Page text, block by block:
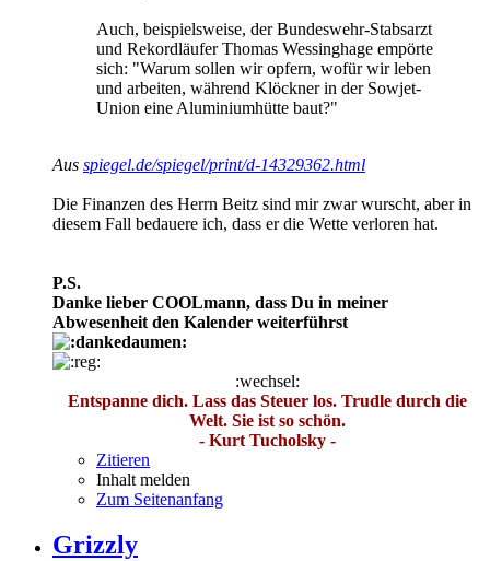
Auch, beispielsweise, der Bundeswehr-Stabsarzt
und Rekordläufer Thomas Wessinghage empörte
sich: "Warum sollen wir opfern, wofür wir leben
und arbeiten, während Klöckner in der Sowjet-
Union eine Aluminiumhütte baut?"
Aus spiegel.de/spiegel/print/d-14329362.html
Die Finanzen des Herrn Beitz sind mir zwar wurscht, aber in
diesem Fall bedauere ich, dass er die Wette verloren hat.
P.S.
Danke lieber COOLmann, dass Du in meiner
Abwesenheit den Kalender weiterführst
:wechsel:
Entspanne dich. Lass das Steuer los. Trudle durch die
Welt. Sie ist so schön.
- Kurt Tucholsky -
Zitieren
Inhalt melden
Zum Seitenanfang
Grizzly